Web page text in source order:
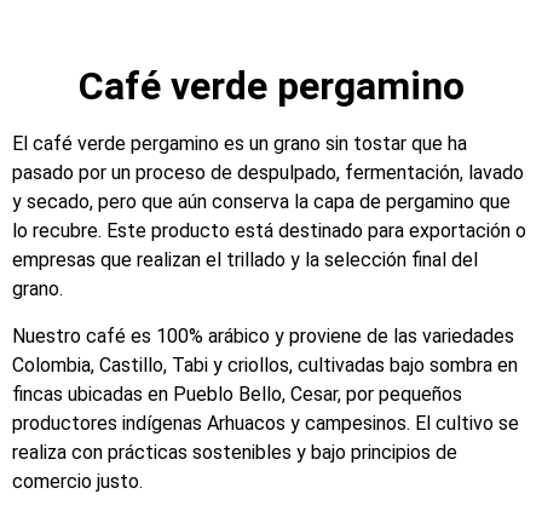
Café verde pergamino
El café verde pergamino es un grano sin tostar que ha
pasado por un proceso de despulpado, fermentación, lavado
y secado, pero que aún conserva la capa de pergamino que
lo recubre. Este producto está destinado para exportación o
empresas que realizan el trillado y la selección final del
grano.
Nuestro café es 100% arábico y proviene de las variedades
Colombia, Castillo, Tabi y criollos, cultivadas bajo sombra en
fincas ubicadas en Pueblo Bello, Cesar, por pequeños
productores indígenas Arhuacos y campesinos. El cultivo se
realiza con prácticas sostenibles y bajo principios de
comercio justo.